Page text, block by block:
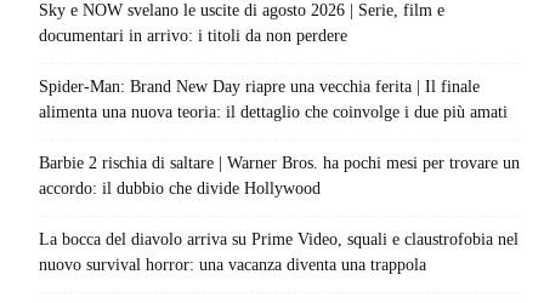
Sky e NOW svelano le uscite di agosto 2026 | Serie, film e
documentari in arrivo: i titoli da non perdere
Spider-Man: Brand New Day riapre una vecchia ferita | Il finale
alimenta una nuova teoria: il dettaglio che coinvolge i due più amati
Barbie 2 rischia di saltare | Warner Bros. ha pochi mesi per trovare un
accordo: il dubbio che divide Hollywood
La bocca del diavolo arriva su Prime Video, squali e claustrofobia nel
nuovo survival horror: una vacanza diventa una trappola